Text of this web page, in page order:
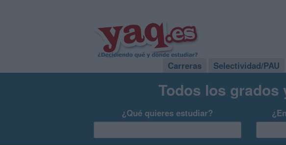
Carreras Selectividad/PAU
Todos los grados
¿Qué quieres estudiar?